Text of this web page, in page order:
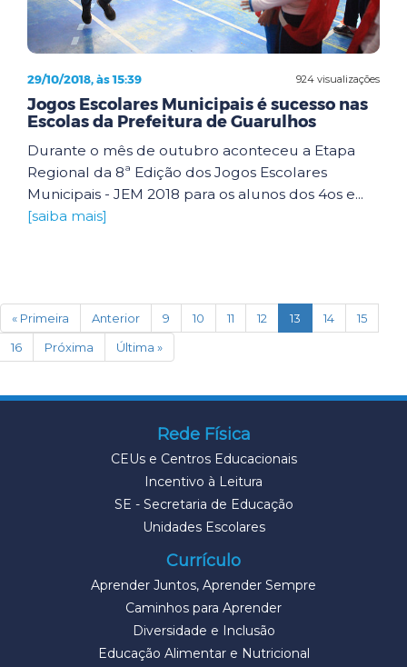
924 visualizações
29/10/2018, às 15:39
Jogos Escolares Municipais é sucesso nas
Escolas da Prefeitura de Guarulhos
Durante o mês de outubro aconteceu a Etapa
Regional da 8ª Edição dos Jogos Escolares
Municipais - JEM 2018 para os alunos dos 4os e...
[saiba mais]
« Primeira Anterior 9 10 11 12 13 (current)
14
15
16
Próxima Última »
Rede Física
CEUs e Centros Educacionais
Incentivo à Leitura
SE - Secretaria de Educação
Unidades Escolares
Currículo
Aprender Juntos, Aprender Sempre
Caminhos para Aprender
Diversidade e Inclusão
Educação Alimentar e Nutricional